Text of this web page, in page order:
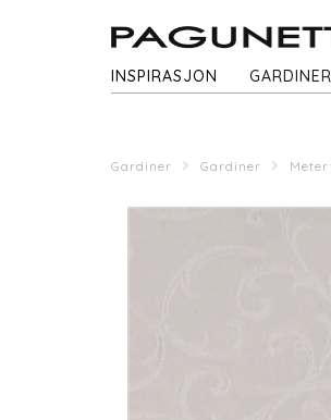
INSPIRASJON GARDINER
Gardiner Gardiner